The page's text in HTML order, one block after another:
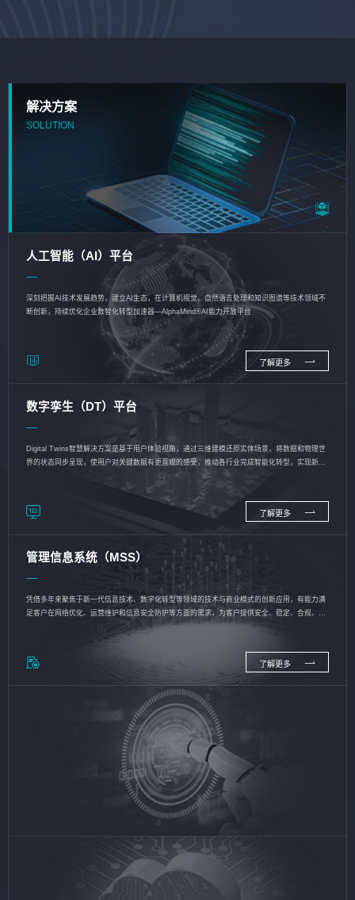
解决方案
SOLUTION
人工智能（AI）平台
深刻把握AI技术发展趋势，建立AI生态，在计算机视觉、自然语言处理和知识图谱等技术领域不
断创新，持续优化企业数智化转型加速器—AlphaMind®AI能力开放平台
了解更多
数字孪生（DT）平台
Digital Twins智慧解决方案是基于用户体验视角，通过三维建模还原实体场景，将数据和物理世
界的状态同步呈现，使用户对关键数据有更直观的感受，推动各行业完成智能化转型，实现新旧
了解更多
管理信息系统（MSS）
凭借多年来聚焦于新一代信息技术、数字化转型等领域的技术与商业模式的创新应用，有能力满
足客户在网络优化、运营维护和信息安全防护等方面的需求，为客户提供安全、稳定、合规、持
了解更多